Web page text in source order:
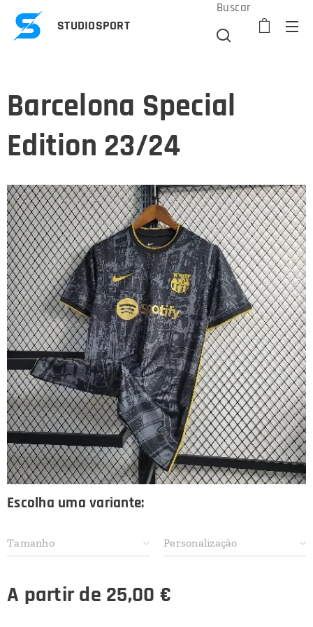
STUDIOSPORT
Buscar
Barcelona Special
Edition 23/24
Escolha uma variante:
Tamanho Personalização
A partir de 25,00 €